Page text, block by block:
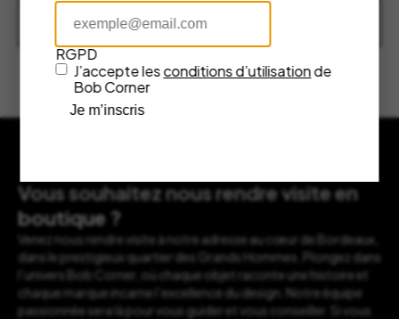
Découvrir nos marques
Vous souhaitez nous rendre visite en
boutique ?
Venez nous rendre visite à notre adresse au cœur de Bordeaux,
dans le prestigieux quartier des Grands Hommes. Plongez dans
l’univers Bob Corner, où chaque objet raconte une histoire et
chaque marque incarne l’excellence du design. Notre équipe
passionnée sera là pour vous guider et vous conseiller. Si vous
RGPD
J’accepte lesconditions d’utilisationde
Bob Corner
Je m’inscris